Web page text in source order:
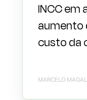
INCC em
aumento
custo da
MARCELO